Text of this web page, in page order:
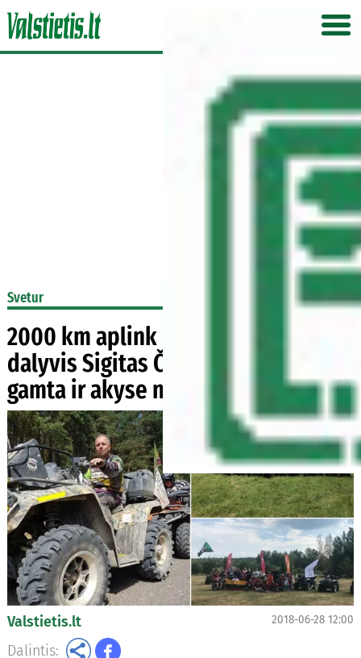
Svetur
2000 km aplink Lietuvą kelionės
dalyvis Sigitas Čypas: „Nuostabi
gamta ir akyse nykstantis kaimas“
Valstietis.lt 2018-06-28 12:00
Dalintis: